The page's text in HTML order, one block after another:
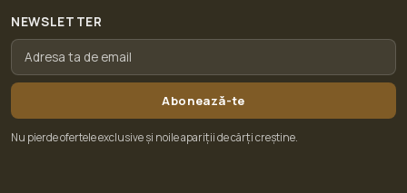
NEWSLETTER
Abonează-te
Nu pierde ofertele exclusive și noile apariții de cărți creștine.